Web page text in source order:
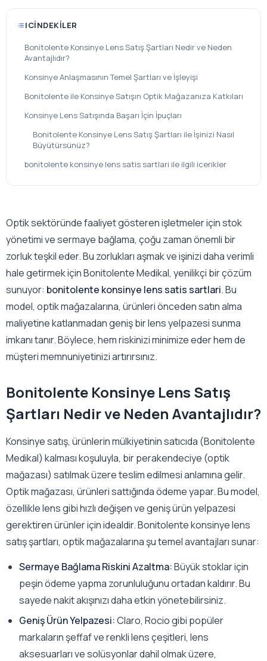
ICINDEKILER
Bonitolente Konsinye Lens Satış Şartları Nedir ve Neden
Avantajlıdır?
Konsinye Anlaşmasının Temel Şartları ve İşleyişi
Bonitolente ile Konsinye Satışın Optik Mağazanıza Katkıları
Konsinye Lens Satışında Başarı İçin İpuçları
Bonitolente Konsinye Lens Satış Şartları ile İşinizi Nasıl
Büyütürsünüz?
bonitolente konsinye lens satis sartlari ile ilgili icerikler
Optik sektöründe faaliyet gösteren işletmeler için stok
yönetimi ve sermaye bağlama, çoğu zaman önemli bir
zorluk teşkil eder. Bu zorlukları aşmak ve işinizi daha verimli
hale getirmek için Bonitolente Medikal, yenilikçi bir çözüm
sunuyor: bonitolente konsinye lens satis sartlari. Bu
model, optik mağazalarına, ürünleri önceden satın alma
maliyetine katlanmadan geniş bir lens yelpazesi sunma
imkanı tanır. Böylece, hem riskinizi minimize eder hem de
müşteri memnuniyetinizi artırırsınız.
Bonitolente Konsinye Lens Satış
Şartları Nedir ve Neden Avantajlıdır?
Konsinye satış, ürünlerin mülkiyetinin satıcıda (Bonitolente
Medikal) kalması koşuluyla, bir perakendeciye (optik
mağazası) satılmak üzere teslim edilmesi anlamına gelir.
Optik mağazası, ürünleri sattığında ödeme yapar. Bu model,
özellikle lens gibi hızlı değişen ve geniş ürün yelpazesi
gerektiren ürünler için idealdir. Bonitolente konsinye lens
satış şartları, optik mağazalarına şu temel avantajları sunar:
Sermaye Bağlama Riskini Azaltma:Büyük stoklar için
peşin ödeme yapma zorunluluğunu ortadan kaldırır. Bu
sayede nakit akışınızı daha etkin yönetebilirsiniz.
Geniş Ürün Yelpazesi:Claro, Rocio gibi popüler
markaların şeffaf ve renkli lens çeşitleri, lens
aksesuarları ve solüsyonlar dahil olmak üzere,